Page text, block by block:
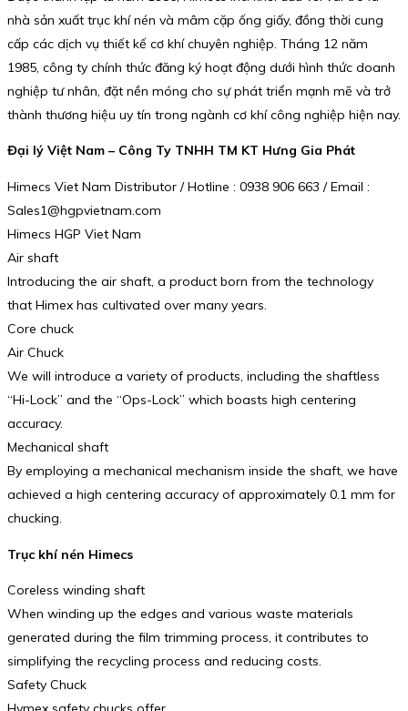
nhà sản xuất trục khí nén và mâm cặp ống giấy, đồng thời cung
cấp các dịch vụ thiết kế cơ khí chuyên nghiệp. Tháng 12 năm
1985, công ty chính thức đăng ký hoạt động dưới hình thức doanh
nghiệp tư nhân, đặt nền móng cho sự phát triển mạnh mẽ và trở
thành thương hiệu uy tín trong ngành cơ khí công nghiệp hiện nay.
Đại lý Việt Nam – Công Ty TNHH TM KT Hưng Gia Phát
Himecs Viet Nam Distributor / Hotline : 0938 906 663 / Email :
Sales1@hgpvietnam.com
Himecs HGP Viet Nam
Air shaft
Introducing the air shaft, a product born from the technology
that Himex has cultivated over many years.
Core chuck
Air Chuck
We will introduce a variety of products, including the shaftless
“Hi-Lock” and the “Ops-Lock” which boasts high centering
accuracy.
Mechanical shaft
By employing a mechanical mechanism inside the shaft, we have
achieved a high centering accuracy of approximately 0.1 mm for
chucking.
Trục khí nén Himecs
Coreless winding shaft
When winding up the edges and various waste materials
generated during the film trimming process, it contributes to
simplifying the recycling process and reducing costs.
Safety Chuck